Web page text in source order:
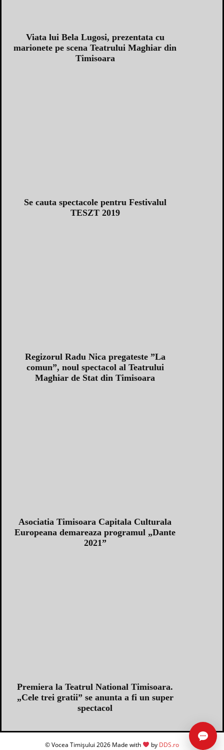
Viata lui Bela Lugosi, prezentata cu
marionete pe scena Teatrului Maghiar din
Timisoara
Se cauta spectacole pentru Festivalul
TESZT 2019
Regizorul Radu Nica pregateste ”La
comun”, noul spectacol al Teatrului
Maghiar de Stat din Timisoara
Asociatia Timisoara Capitala Culturala
Europeana demareaza programul „Dante
2021”
Premiera la Teatrul National Timisoara.
„Cele trei gratii” se anunta a fi un super
spectacol
© Vocea Timișului 2026 Made with by DDS.ro